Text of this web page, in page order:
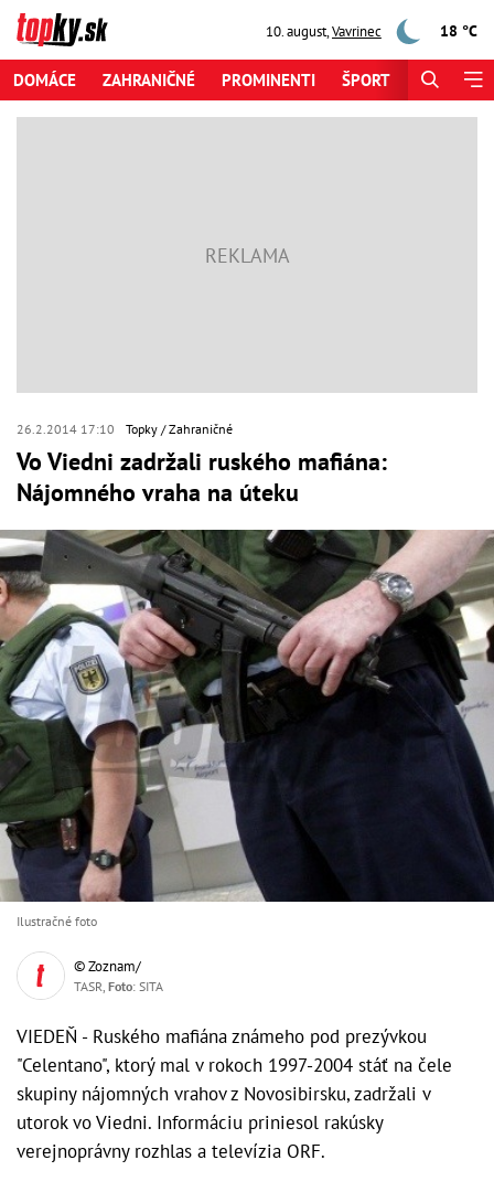
10. august,Vavrinec 18 °C
DOMÁCE ZAHRANIČNÉ PROMINENTI ŠPORT
26.2.2014 17:10 Topky Zahraničné
Vo Viedni zadržali ruského mafiána:
Nájomného vraha na úteku
Ilustračné foto
© Zoznam/
TASR, Foto: SITA
VIEDEŇ - Ruského mafiána známeho pod prezývkou
"Celentano", ktorý mal v rokoch 1997-2004 stáť na čele
skupiny nájomných vrahov z Novosibirsku, zadržali v
utorok vo Viedni. Informáciu priniesol rakúsky
verejnoprávny rozhlas a televízia ORF.